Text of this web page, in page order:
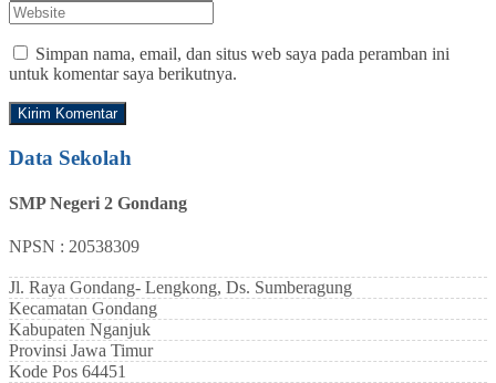
Simpan nama, email, dan situs web saya pada peramban ini
untuk komentar saya berikutnya.
Data Sekolah
SMP Negeri 2 Gondang
NPSN : 20538309
Jl. Raya Gondang- Lengkong, Ds. Sumberagung
Kecamatan Gondang
Kabupaten Nganjuk
Provinsi Jawa Timur
Kode Pos 64451